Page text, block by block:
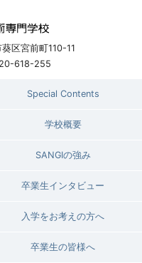
区宮前町110-11
618-255
Special Contents
学校概要
SANGIの強み
卒業生インタビュー
入学をお考えの方へ
卒業生の皆様へ